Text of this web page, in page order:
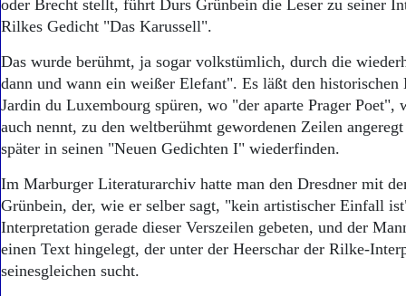
Start
Wer wir sind
Aktuelle Ausgabe
Abonnenten-Login
Abonnent werden
Abo Prämien
Archiv
Mediadaten
Bücher
Kontakt
Impressum
oder Brecht stellt, führt Durs Grünbein die Leser zu seiner
Rilkes Gedicht "Das Karussell".
Das wurde berühmt, ja sogar volkstümlich, durch die
dann und wann ein weißer Elefant". Es läßt den historischen
Jardin du Luxembourg spüren, wo "der aparte Prager Poet",
auch nennt, zu den weltberühmt gewordenen Zeilen
später in seinen "Neuen Gedichten I" wiederfinden.
Im Marburger Literaturarchiv hatte man den Dresdner mit
Grünbein, der, wie er selber sagt, "kein artistischer Einfall
Interpretation gerade dieser Verszeilen gebeten, und der
einen Text hingelegt, der unter der Heerschar der Rilke-
seinesgleichen sucht.